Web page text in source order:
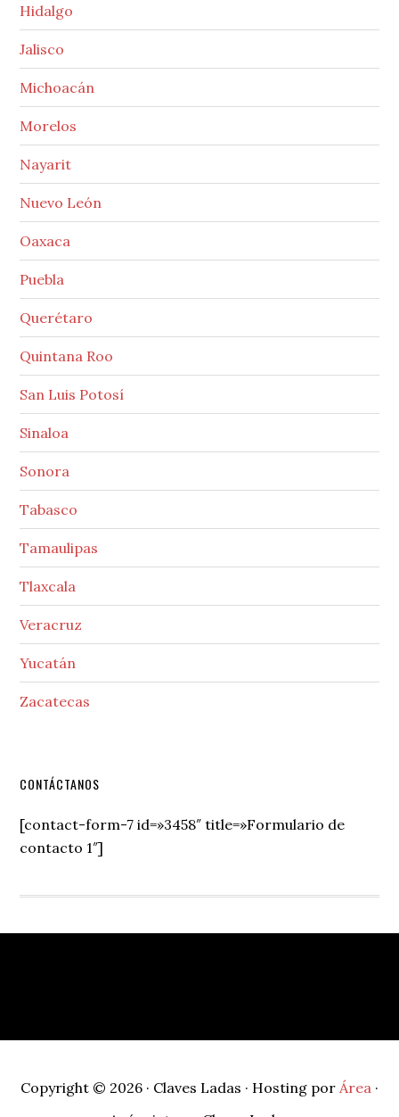
Hidalgo
Jalisco
Michoacán
Morelos
Nayarit
Nuevo León
Oaxaca
Puebla
Querétaro
Quintana Roo
San Luis Potosí
Sinaloa
Sonora
Tabasco
Tamaulipas
Tlaxcala
Veracruz
Yucatán
Zacatecas
Secondary
Sidebar
CONTÁCTANOS
[contact-form-7 id=»3458″ title=»Formulario de
contacto 1″]
Copyright © 2026 · Claves Ladas · Hosting por Área ·